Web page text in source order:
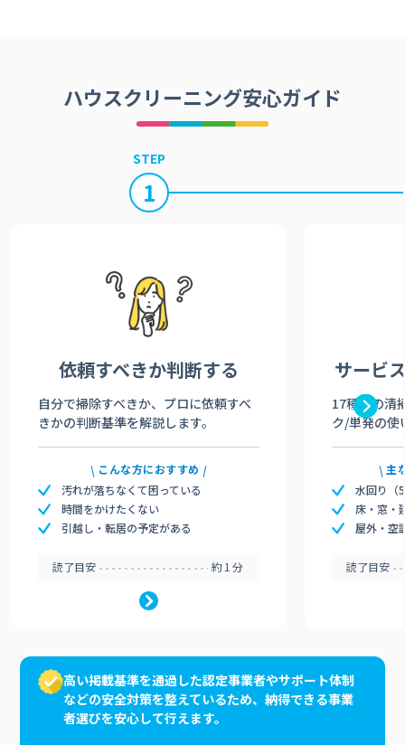
ハウスクリーニング安心ガイド
STEP
1
依頼すべきか判断する
自分で掃除すべきか、プロに依頼すべ
きかの判断基準を解説します。
こんな方におすすめ
汚れが落ちなくて困っている
時間をかけたくない
引越し・転居の予定がある
読了目安 約1分
サービ
17種類の清
ク/単発の使
主
水回り（
床・窓・
屋外・空
読了目安
高い掲載基準を通過した認定事業者やサポート体制
などの安全対策を整えているため、納得できる事業
者選びを安心して行えます。